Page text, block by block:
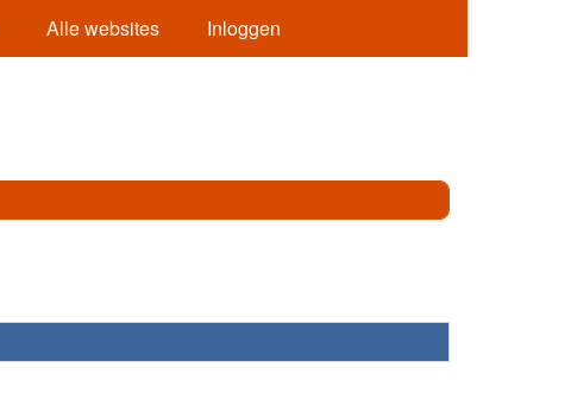
Alle websites Inloggen